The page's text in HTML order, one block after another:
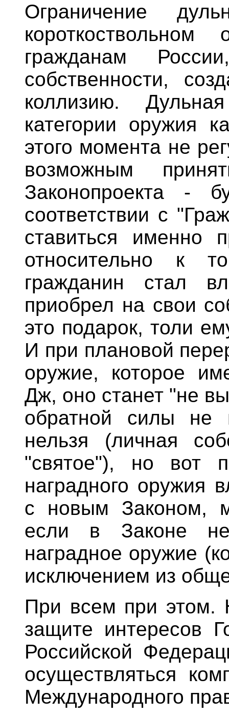
Ограничение
гражданам
собственности,
коллизию.
категории оружия
этого момента не
возможным
Законопроекта -
соответствии с
ставиться именно
относительно к
гражданин стал
приобрел на свои
это подарок, толи
И при плановой
оружие, которое
Дж, оно станет "не
обратной силы не
нельзя (личная
"святое"), но вот
наградного оружия
с новым Законом,
если в Законе
наградное оружие
исключением из
При всем при этом.
защите интересов
Российской
осуществляться
Международного